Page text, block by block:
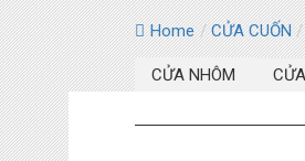
Home / CỬA CUỐN /
CỬA NHÔM